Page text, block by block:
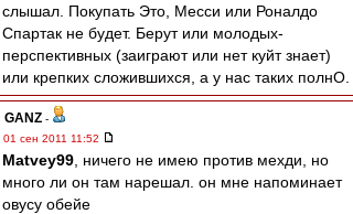
слышал. Покупать Это, Месси или Роналдо
Спартак не будет. Берут или молодых-
перспективных (заиграют или нет куйт знает)
или крепких сложившихся, а у нас таких полнО.
GANZ -
01 сен 2011 11:52
Matvey99 , ничего не имею против мехди, но
много ли он там нарешал. он мне напоминает
овусу обейе